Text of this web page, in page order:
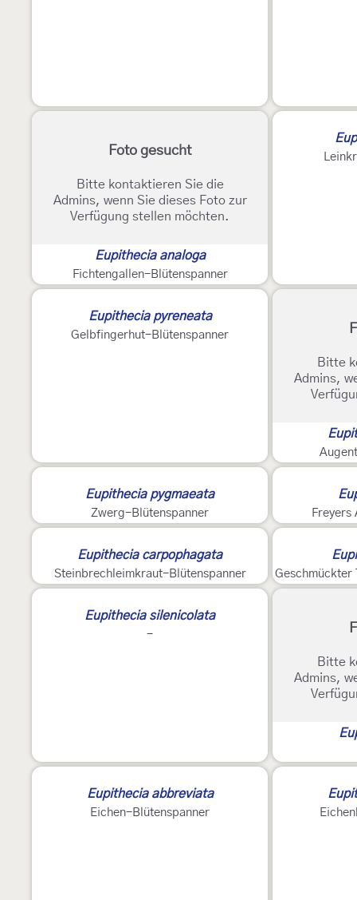
Foto gesucht
Bitte kontaktieren Sie die
Admins, wenn Sie dieses Foto zur
Verfügung stellen möchten.
Eupithecia analoga
Fichtengallen-Blütenspanner
Eupithecia pyreneata
Gelbfingerhut-Blütenspanner
Bitte
Admins,
Eupithecia pygmaeata
Zwerg-Blütenspanner Freyers
Eupithecia carpophagata
Steinbrechleimkraut-Blütenspanner Geschmückter
Eupithecia silenicolata
-
Bitte
Admins,
Eupithecia abbreviata
Eichen-Blütenspanner